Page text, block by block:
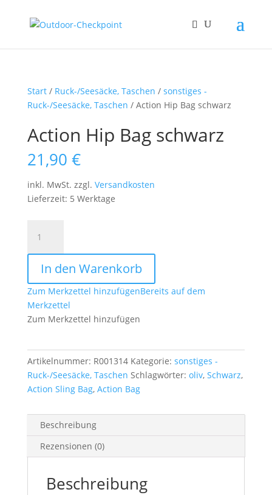
Start/ Ruck-/Seesäcke, Taschen / sonstiges -
Ruck-/Seesäcke, Taschen / Action Hip Bag schwarz
Action Hip Bag schwarz
21,90 €
inkl. MwSt. zzgl. Versandkosten
Lieferzeit: 5 Werktage
Hip
Bag
schwarz
Menge
In den Warenkorb
Zum Merkzettel hinzufügenBereits auf dem
Merkzettel
Zum Merkzettel hinzufügen
Artikelnummer: R001314 Kategorie: sonstiges -
Ruck-/Seesäcke, Taschen Schlagwörter: oliv, Schwarz,
Action Sling Bag, Action Bag
Beschreibung
Rezensionen (0)
Beschreibung